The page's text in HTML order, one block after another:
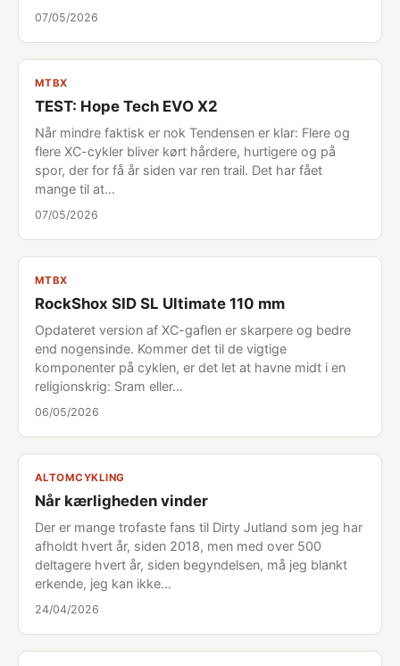
07/05/2026
MTBX
TEST: Hope Tech EVO X2
Når mindre faktisk er nok Tendensen er klar: Flere og
flere XC-cykler bliver kørt hårdere, hurtigere og på
spor, der for få år siden var ren trail. Det har fået
mange til at…
07/05/2026
MTBX
RockShox SID SL Ultimate 110 mm
Opdateret version af XC-gaflen er skarpere og bedre
end nogensinde. Kommer det til de vigtige
komponenter på cyklen, er det let at havne midt i en
religionskrig: Sram eller…
06/05/2026
ALTOMCYKLING
Når kærligheden vinder
Der er mange trofaste fans til Dirty Jutland som jeg har
afholdt hvert år, siden 2018, men med over 500
deltagere hvert år, siden begyndelsen, må jeg blankt
erkende, jeg kan ikke…
24/04/2026